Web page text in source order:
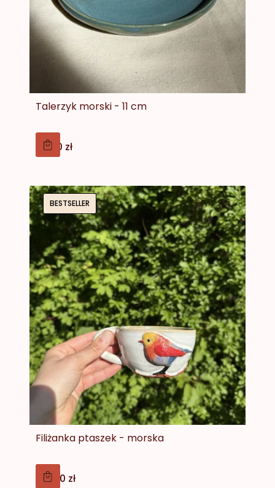
Talerzyk morski - 11 cm
Cena
59,00 zł
BESTSELLER
Filiżanka ptaszek - morska
Cena
139,00 zł